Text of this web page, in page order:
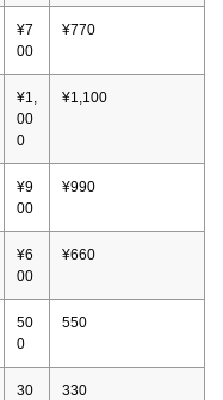
¥7
00
¥770
¥1,
00
0
¥1,100
¥9
00
¥990
¥6
00
¥660
50
0
550
30
330